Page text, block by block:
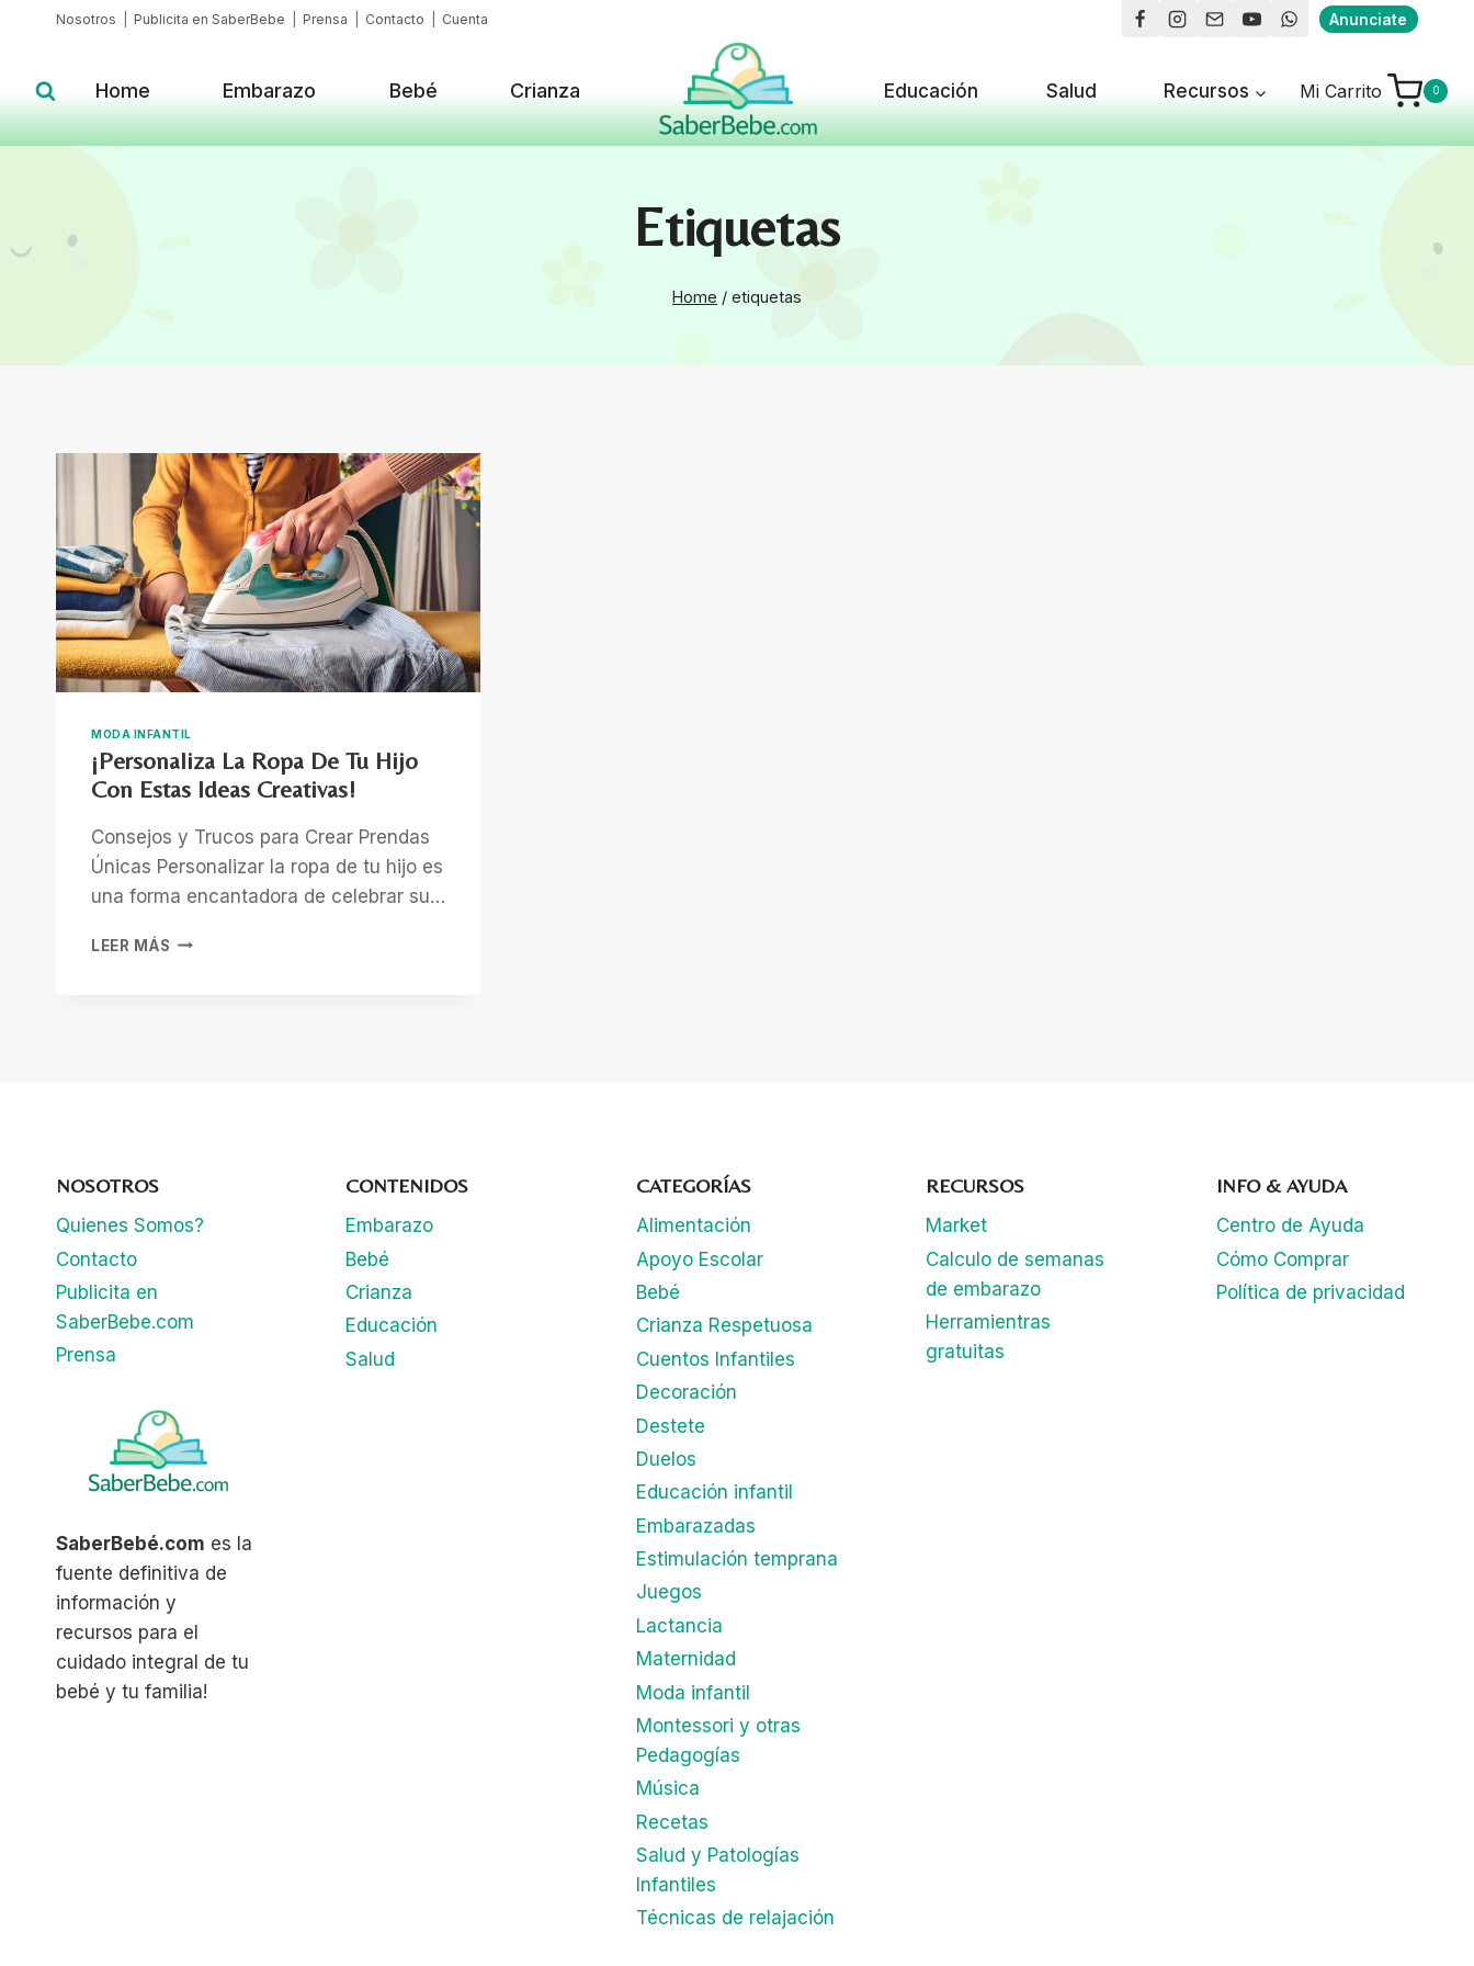
Nosotros Publicita en SaberBebe Prensa Contacto Cuenta Anunciate
Home Embarazo Bebé Crianza Educación Salud Recursos Mi Carrito 0
Etiquetas
Home / etiquetas
MODA INFANTIL
¡Personaliza La Ropa De Tu Hijo
Con Estas Ideas Creativas!
Consejos y Trucos para Crear Prendas
Únicas Personalizar la ropa de tu hijo es
una forma encantadora de celebrar su…
LEER MÁS ¡PERSONALIZA
NOSOTROS
Quienes Somos?
Contacto
Publicita en
SaberBebe.com
Prensa
SaberBebé.com es la
fuente definitiva de
información y
recursos para el
cuidado integral de tu
bebé y tu familia!
CONTENIDOS
Embarazo
Bebé
Crianza
Educación
Salud
CATEGORÍAS
Alimentación
Apoyo Escolar
Bebé
Crianza Respetuosa
Cuentos Infantiles
Decoración
Destete
Duelos
Educación infantil
Embarazadas
Estimulación temprana
Juegos
Lactancia
Maternidad
Moda infantil
Montessori y otras
Pedagogías
Música
Recetas
Salud y Patologías
Infantiles
Técnicas de relajación
RECURSOS
Market
Calculo de semanas
de embarazo
Herramientras
gratuitas
INFO & AYUDA
Centro de Ayuda
Cómo Comprar
Política de privacidad